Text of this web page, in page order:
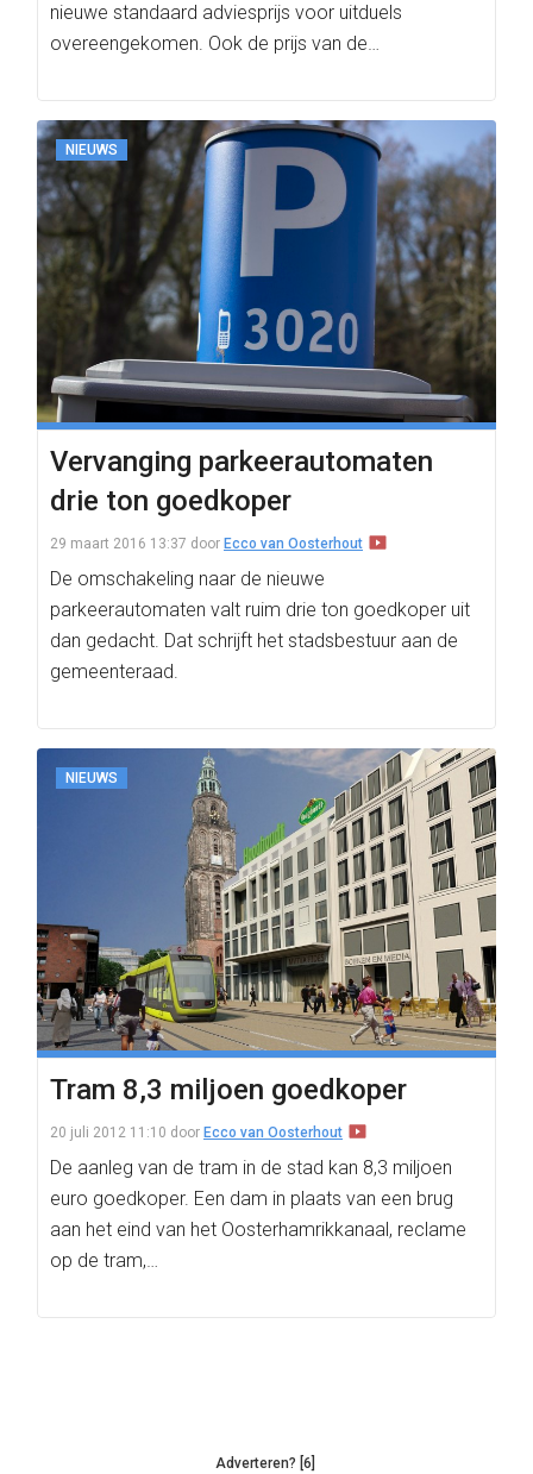
nieuwe standaard adviesprijs voor uitduels
overeengekomen. Ook de prijs van de…
NIEUWS
Vervanging parkeerautomaten
drie ton goedkoper
29 maart 2016 13:37 door Ecco van Oosterhout
De omschakeling naar de nieuwe
parkeerautomaten valt ruim drie ton goedkoper uit
dan gedacht. Dat schrijft het stadsbestuur aan de
gemeenteraad.
NIEUWS
Tram 8,3 miljoen goedkoper
20 juli 2012 11:10 door Ecco van Oosterhout
De aanleg van de tram in de stad kan 8,3 miljoen
euro goedkoper. Een dam in plaats van een brug
aan het eind van het Oosterhamrikkanaal, reclame
op de tram,…
Adverteren? [6]